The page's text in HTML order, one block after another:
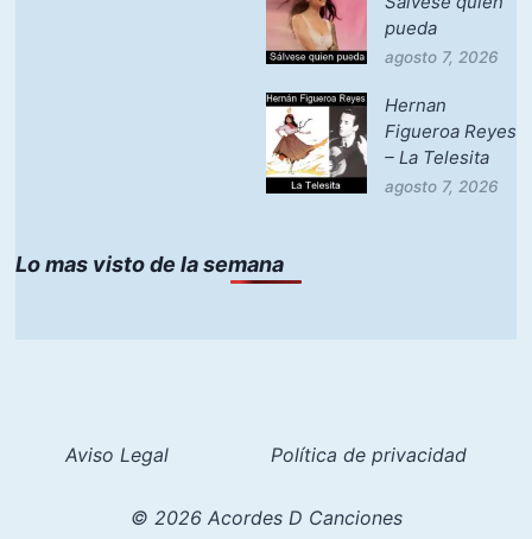
pueda
agosto 7, 2026
Hernan
Figueroa Reyes
– La Telesita
agosto 7, 2026
Lo mas visto de la semana
Aviso Legal Política de privacidad
© 2026 Acordes D Canciones